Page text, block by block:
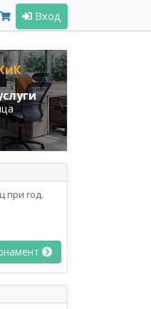
Вход
при год.